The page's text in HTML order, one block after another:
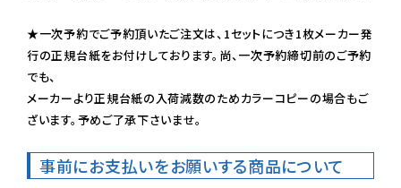
★一次予約でご予約頂いたご注文は、1セットにつき1枚メーカー発
行の正規台紙をお付けしております。尚、一次予約締切前のご予約
でも、
メーカーより正規台紙の入荷減数のためカラーコピーの場合もご
ざいます。予めご了承下さいませ。
事前にお支払いをお願いする商品について